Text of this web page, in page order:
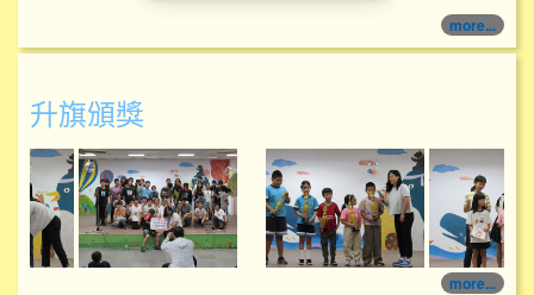
more...
升旗頒獎
114學年度升旗頒獎 114學年度升旗頒獎
more...